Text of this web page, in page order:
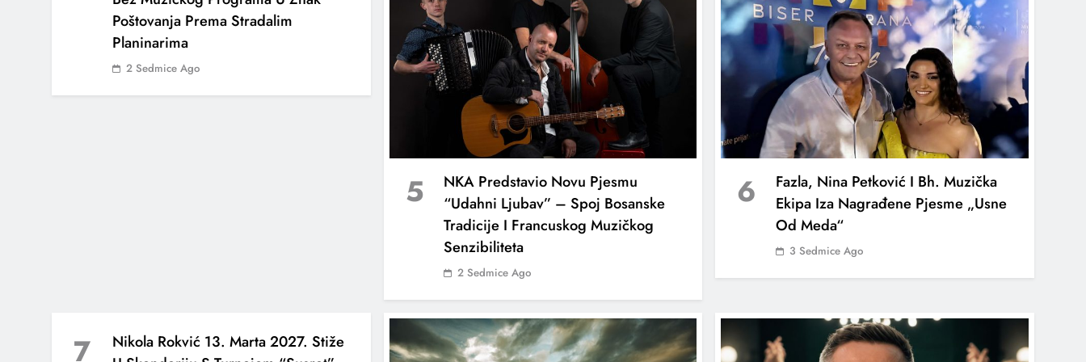
Od Meda“
Nikola Rokvić 13. Marta
Poštovanja Prema Stradalim
Planinarima
2 Sedmice Ago
5
NKA Predstavio Novu Pjesmu
“Udahni Ljubav” – Spoj Bosanske
Tradicije I Francuskog Muzičkog
Senzibiliteta
2 Sedmice Ago
6
Fazla, Nina Petković I Bh. Muzička
Ekipa Iza Nagrađene Pjesme „Usne
Od Meda“
3 Sedmice Ago
7
Nikola Rokvić 13. Marta 2027. Stiže